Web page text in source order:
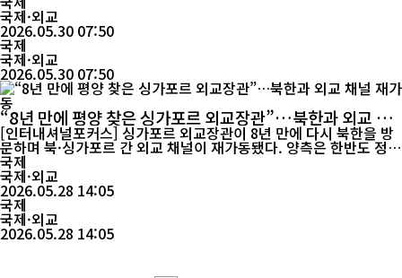
지난 26일부터 27일까지 북한 외무성 초청으로 평양을 방문했다. 싱
가포르 외교장관의 방북은 2018년 이후 8년 만이다. 그는 방북 일정
을 마친 뒤 28일 서울에서 싱가포르 언론과 만나 북...
국제·외교
2026.05.30 07:50
국제
국제·외교
2026.05.30 07:50
“8년 만에 평양 찾은 싱가포르 외교장관”…북한과 외교 채
널 재가동
[인터내셔널포커스] 싱가포르 외교장관이 8년 만에 다시 북한을 방
문하며 북·싱가포르 간 외교 채널이 재가동됐다. 양측은 한반도 정
세와 지역 안보 문제를 폭넓게 논의하며 대화와 외교의 필요성을 재
확인했다. 최근 북미 대화가 장기간 교착 상태에 빠진 가운데 이뤄진
이번 접촉은 북한의 대외 외교 움직임과 동북아 정세 변화 측면에서
국제
국제·외교
2026.05.28 14:05
국제
국제·외교
2026.05.28 14:05